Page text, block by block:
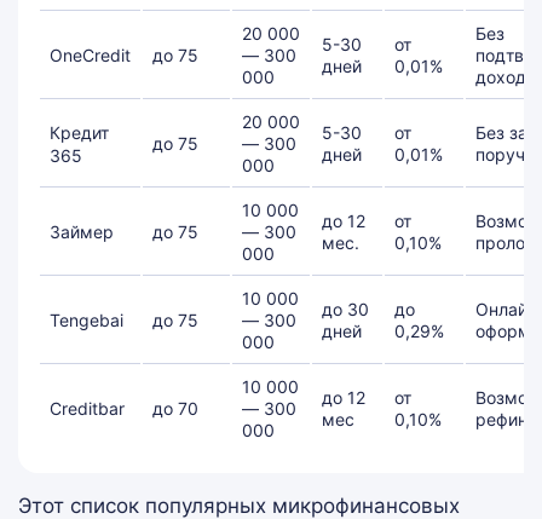
OneCredit до 75
20 000
— 300
000
5-30
дней
от
0,01%
Без
дохода
Кредит
365
до 75
20 000
— 300
000
5-30
дней
от
0,01%
Без
Займер до 75
10 000
— 300
000
до 12
мес.
от
0,10%
Tengebai до 75
10 000
— 300
000
до 30
дней
до
0,29%
Creditbar до 70
10 000
— 300
000
до 12
мес
от
0,10%
Этот список популярных микрофинансовых